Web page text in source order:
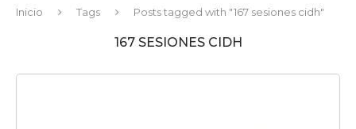
Inicio Tags Posts tagged with "167 sesiones cidh"
167 SESIONES CIDH